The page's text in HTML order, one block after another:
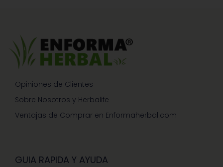
Opiniones de Clientes
Sobre Nosotros y Herbalife
Ventajas de Comprar en Enformaherbal.com
GUIA RAPIDA Y AYUDA